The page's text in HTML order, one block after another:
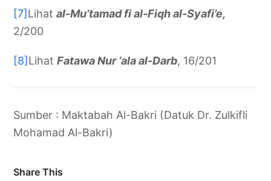
[7]Lihatal-Mu’tamad fi al-Fiqh al-Syafi’e,
2/200
[8]LihatFatawa Nur ‘ala al-Darb, 16/201
Sumber : Maktabah Al-Bakri (Datuk Dr. Zulkifli
Mohamad Al-Bakri)
Share This